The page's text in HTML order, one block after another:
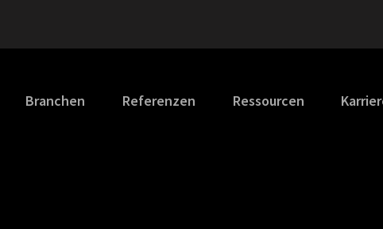
Branchen Referenzen Ressourcen